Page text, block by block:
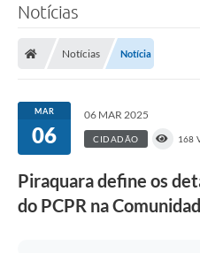
Notícias
Notícias Notícia
MAR
06
06 MAR 2025
CIDADÃO 168
Piraquara define os
do PCPR na